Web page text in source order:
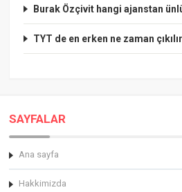
Burak Özçivit hangi ajanstan
TYT de en erken ne zaman
SAYFALAR
Ana sayfa
Hakkimizda